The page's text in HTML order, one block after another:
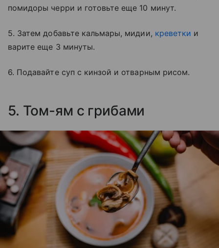
помидоры черри и готовьте еще 10 минут.
5. Затем добавьте кальмары, мидии, креветки и
варите еще 3 минуты.
6. Подавайте суп с кинзой и отварным рисом.
5. Том-ям с грибами